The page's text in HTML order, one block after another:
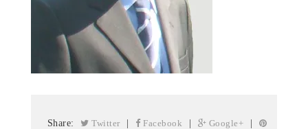
Share: Twitter Facebook Google+